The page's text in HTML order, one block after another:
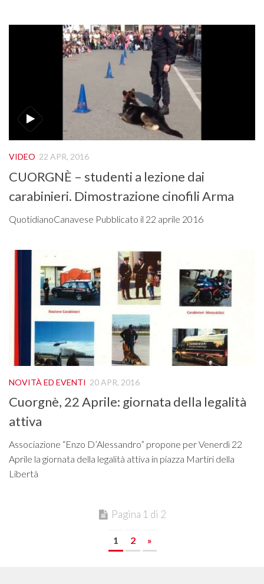
VIDEO 22 APR, 2016
CUORGNÈ – studenti a lezione dai
carabinieri. Dimostrazione cinofili Arma
QuotidianoCanavese Pubblicato il 22 aprile 2016
NOVITÀ ED EVENTI 20 APR, 2016
Cuorgnè, 22 Aprile: giornata della legalità
attiva
Associazione “Enzo D’Alessandro” propone per Venerdì 22
Aprile la giornata della legalità attiva in piazza Martiri della
Libertà
Pagina 1 di 2
1 2 »